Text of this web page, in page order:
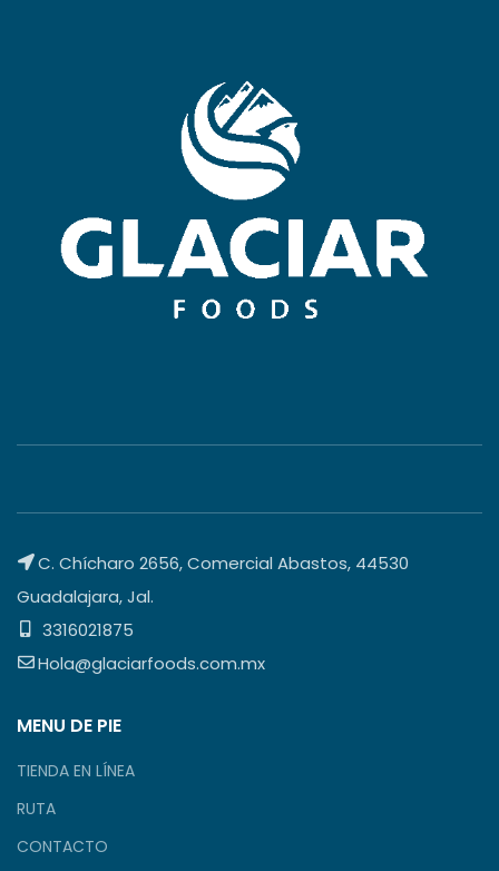
C. Chícharo 2656, Comercial Abastos, 44530
Guadalajara, Jal.
3316021875
Hola@glaciarfoods.com.mx
MENU DE PIE
TIENDA EN LÍNEA
RUTA
CONTACTO